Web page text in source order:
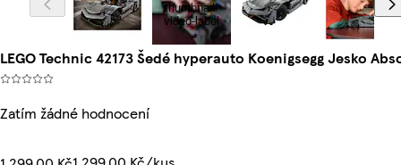
thumbnail-
video-label
LEGO Technic 42173 Šedé hyperauto Koenigsegg Jesko
Zatím žádné hodnocení